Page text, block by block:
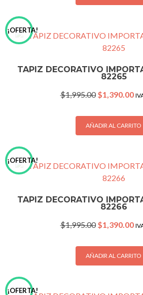
¡OFERTA!
TAPIZ DECORATIVO
82265
$1,995.00 Original
was:
$1,995.00.
$1,390.00
is:
AÑADIR AL CARRITO
¡OFERTA!
TAPIZ DECORATIVO
82266
$1,995.00 Original
was:
$1,995.00.
$1,390.00
is:
AÑADIR AL CARRITO
¡OFERTA!